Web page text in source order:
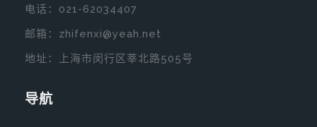
电话： 021-62034407
邮箱：zhifenxi@yeah.net
地址：上海市闵行区莘北路505号
导航